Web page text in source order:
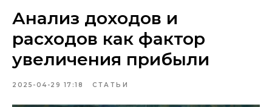
Анализ доходов и
расходов как фактор
увеличения прибыли
2025-04-29 17:18 СТАТЬИ